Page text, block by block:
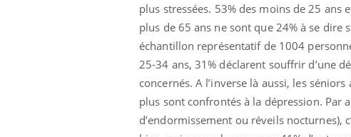
plus stressées. 53% des moins de 25 ans
plus de 65 ans ne sont que 24% à se dire
échantillon représentatif de 1004
25-34 ans, 31% déclarent souffrir d’une
concernés. A l’inverse là aussi, les
plus sont confrontés à la dépression.
d’endormissement ou réveils nocturnes),